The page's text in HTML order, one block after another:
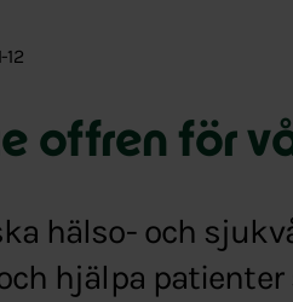
12
offren för
hälso- och
hjälpa